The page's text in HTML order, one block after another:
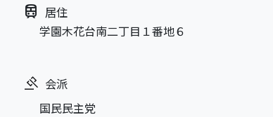
train 居住
学園木花台南二丁目１番地６
会派
国民民主党